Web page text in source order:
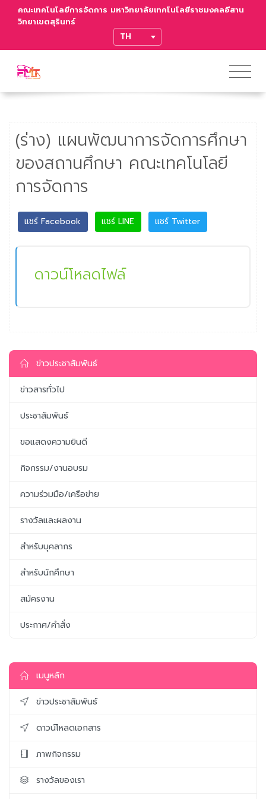
คณะเทคโนโลยีการจัดการ มหาวิทยาลัยเทคโนโลยีราชมงคลอีสาน
วิทยาเขตสุรินทร์
TRANSLATE
(ร่าง) แผนพัฒนาการจัดการศึกษา
ของสถานศึกษา คณะเทคโนโลยี
การจัดการ
แชร์ Facebook แชร์ LINE แชร์ Twitter
ดาวน์โหลดไฟล์
ข่าวประชาสัมพันธ์
ข่าวสารทั่วไป
ประชาสัมพันธ์
ขอแสดงความยินดี
กิจกรรม/งานอบรม
ความร่วมมือ/เครือข่าย
รางวัลและผลงาน
สำหรับบุคลากร
สำหรับนักศึกษา
สมัครงาน
ประกาศ/คำสั่ง
เมนูหลัก
ข่าวประชาสัมพันธ์
ดาวน์โหลดเอกสาร
ภาพกิจกรรม
รางวัลของเรา